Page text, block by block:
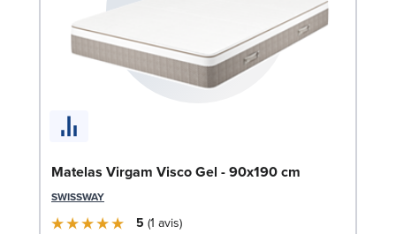
Matelas Virgam Visco Gel - 90x190 cm
SWISSWAY
5 1 avis